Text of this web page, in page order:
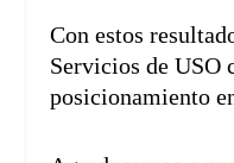
Con estos
Servicios de USO
posicionamiento